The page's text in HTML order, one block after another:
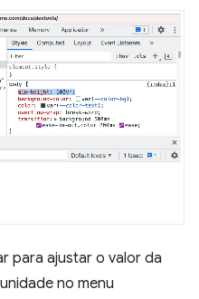
para ajustar o valor da
no menu